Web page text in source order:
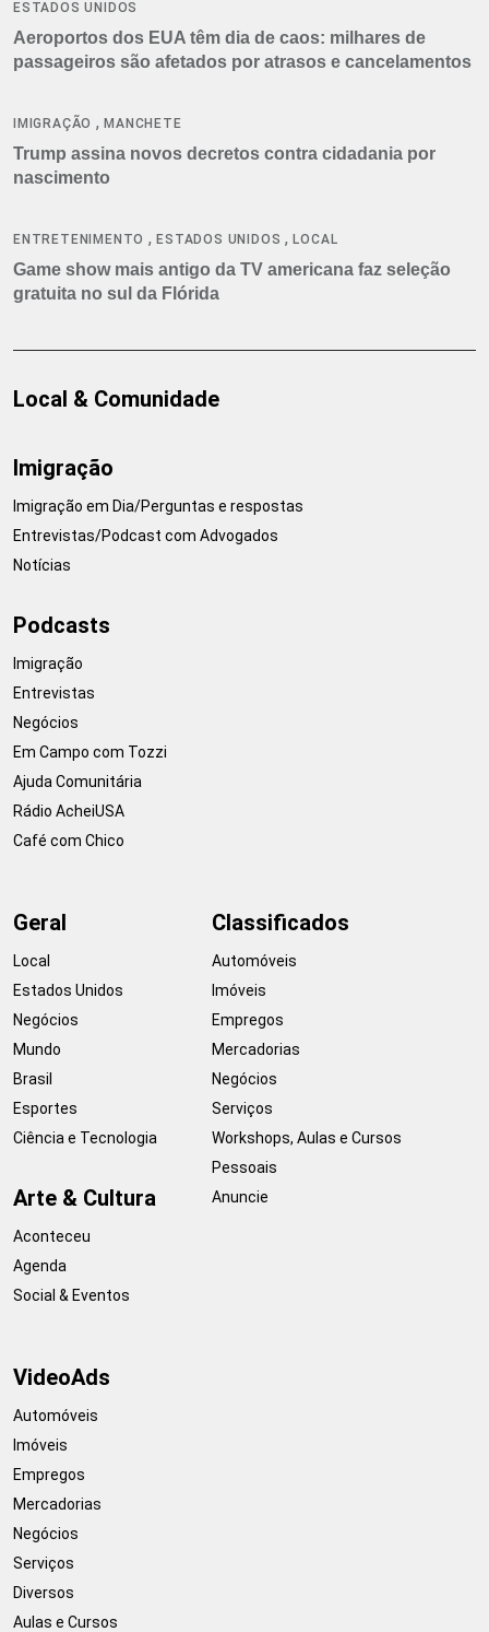
ESTADOS UNIDOS
Aeroportos dos EUA têm dia de caos: milhares de
passageiros são afetados por atrasos e cancelamentos
IMIGRAÇÃO ,MANCHETE
Trump assina novos decretos contra cidadania por
nascimento
ENTRETENIMENTO ,ESTADOS UNIDOS ,LOCAL
Game show mais antigo da TV americana faz seleção
gratuita no sul da Flórida
Local & Comunidade
Imigração
Imigração em Dia/Perguntas e respostas
Entrevistas/Podcast com Advogados
Notícias
Podcasts
Imigração
Entrevistas
Negócios
Em Campo com Tozzi
Ajuda Comunitária
Rádio AcheiUSA
Café com Chico
Geral
Local
Estados Unidos
Negócios
Mundo
Brasil
Esportes
Ciência e Tecnologia
Arte & Cultura
Aconteceu
Agenda
Social & Eventos
Classificados
Automóveis
Imóveis
Empregos
Mercadorias
Negócios
Serviços
Workshops, Aulas e Cursos
Pessoais
Anuncie
VideoAds
Automóveis
Imóveis
Empregos
Mercadorias
Negócios
Serviços
Diversos
Aulas e Cursos